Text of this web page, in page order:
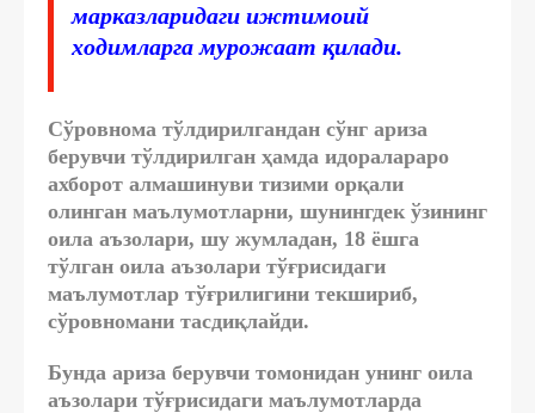
марказларидаги ижтимоий
ходимларга мурожаат қилади.
Сўровнома тўлдирилгандан сўнг ариза
берувчи тўлдирилган ҳамда идоралараро
ахборот алмашинуви тизими орқали
олинган маълумотларни, шунингдек ўзининг
оила аъзолари, шу жумладан, 18 ёшга
тўлган оила аъзолари тўғрисидаги
маълумотлар тўғрилигини текшириб,
сўровномани тасдиқлайди.
Бунда ариза берувчи томонидан унинг оила
аъзолари тўғрисидаги маълумотларда